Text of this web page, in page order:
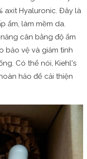
axit Hyaluronic. Đây là
ẩm, làm mềm da.
cân bằng độ ẩm
bảo vệ và giảm tình
Có thể nói, Kiehl's
hảo để cải thiện